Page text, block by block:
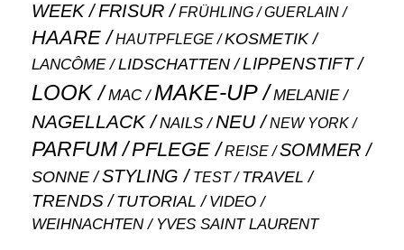
WEEK
FRISUR FRÜHLING GUERLAIN
HAARE HAUTPFLEGE
KOSMETIK
LANCÔME
LIDSCHATTEN LIPPENSTIFT
LOOK MAC MAKE-UP MELANIE
NAGELLACK NAILS NEU NEW YORK
PARFUM PFLEGE REISE SOMMER
SONNE STYLING TEST TRAVEL
TRENDS TUTORIAL VIDEO
WEIHNACHTEN YVES SAINT LAURENT